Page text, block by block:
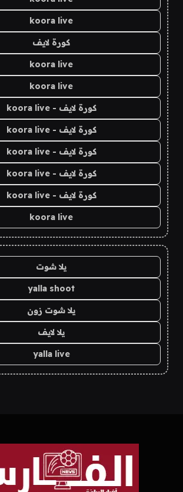
koora live
كورة لايف
koora live
koora live
كورة لايف - koora live
كورة لايف - koora live
كورة لايف - koora live
كورة لايف - koora live
كورة لايف - koora live
koora live
يلا شوت
yalla shoot
يلا شوت زون
يلا لايف
yalla live